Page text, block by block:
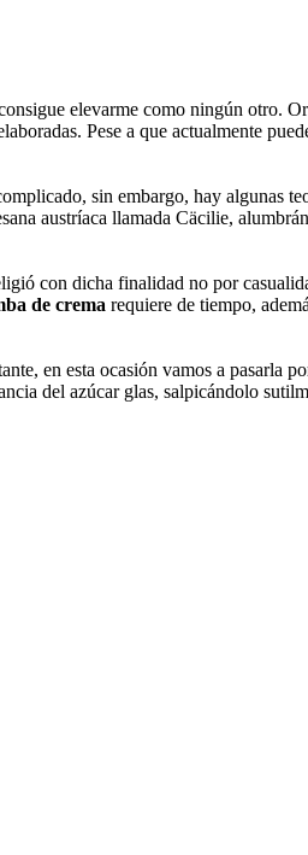
elevarme como ningún otro.
Pese a que actualmente
sin embargo, hay algunas
austríaca llamada Cäcilie,
con dicha finalidad no por
de crema requiere de tiempo,
en esta ocasión vamos a pasarla
del azúcar glas, salpicándolo